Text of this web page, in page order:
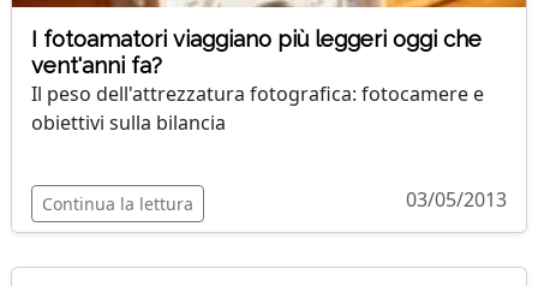
I fotoamatori viaggiano più leggeri oggi che
vent'anni fa?
Il peso dell'attrezzatura fotografica: fotocamere e
obiettivi sulla bilancia
Continua la lettura 03/05/2013